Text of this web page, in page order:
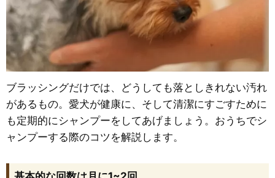
ブラッシングだけでは、どうしても落としきれない汚れ
があるもの。愛犬が健康に、そして清潔にすごすために
も定期的にシャンプーをしてあげましょう。おうちでシ
ャンプーする際のコツを解説します。